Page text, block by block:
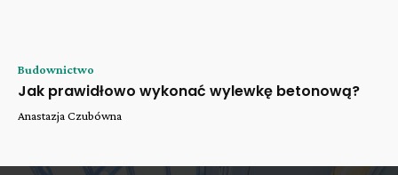
Budownictwo
Jak prawidłowo wykonać wylewkę betonową?
Anastazja Czubówna